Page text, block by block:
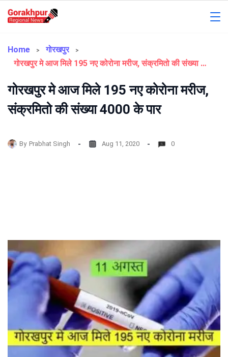
Regional
Home
गोरखपुर
गोरखपुर मे आज मिले 195 नए कोरोना मरीज, संक्रमितो की संख्या 4000 के पार
गोरखपुर मे आज मिले 195 नए कोरोना मरीज,
संक्रमितो की संख्या 4000 के पार
By Prabhat Singh Aug 11, 2020 0